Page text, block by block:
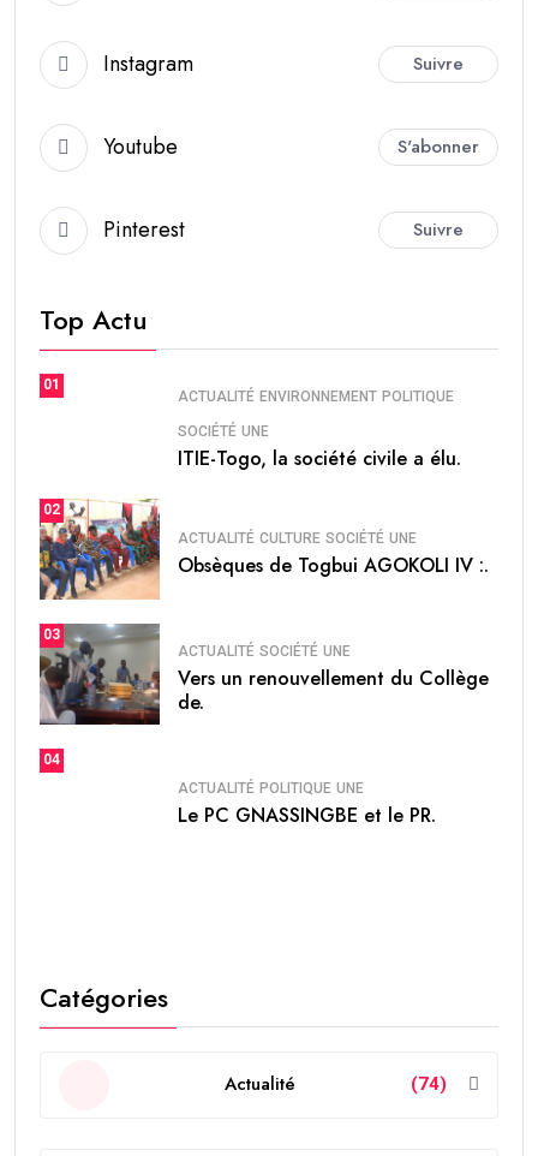
Instagram Suivre
Youtube S'abonner
Pinterest Suivre
Top Actu
01
ACTUALITÉ ENVIRONNEMENT POLITIQUE
SOCIÉTÉ UNE
ITIE-Togo, la société civile a élu.
02
ACTUALITÉ CULTURE SOCIÉTÉ UNE
Obsèques de Togbui AGOKOLI IV :.
03
ACTUALITÉ SOCIÉTÉ UNE
Vers un renouvellement du Collège
de.
04
ACTUALITÉ POLITIQUE UNE
Le PC GNASSINGBE et le PR.
Catégories
Actualité (74)